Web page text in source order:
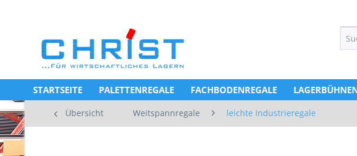
STARTSEITE PALETTENREGALE FACHBODENREGALE
Übersicht Weitspannregale leichte Industrieregale